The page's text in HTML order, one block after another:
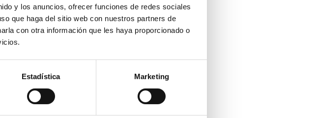
y los anuncios, ofrecer funciones de redes sociales
que haga del sitio web con nuestros partners de
con otra información que les haya proporcionado o
Estadística Marketing